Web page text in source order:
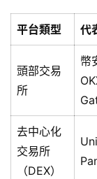
平台類型 代
頭部交易
所
幣
去中心化
交易所
（DEX）